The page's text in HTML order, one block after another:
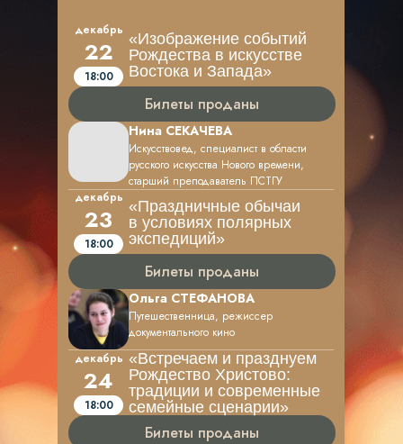
декабрь
22
18:00
«Изображение событий
Рождества в искусстве
Востока и Запада»
Билеты проданы
Нина СЕКАЧЕВА
Искусствовед, специалист в области
русского искусства Нового времени,
старший преподаватель ПСТГУ
декабрь
23
18:00
«Праздничные обычаи
в условиях полярных
экспедиций»
Билеты проданы
Ольга СТЕФАНОВА
Путешественница, режиссер
документального кино
декабрь
24
18:00
«Встречаем и празднуем
Рождество Христово:
традиции и современные
семейные сценарии»
Билеты проданы